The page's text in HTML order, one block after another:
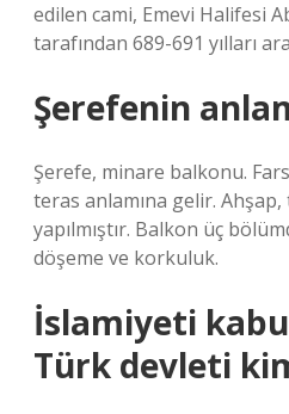
edilen cami, Emevi Halifesi
tarafından 689-691 yılları
Şerefenin
Şerefe, minare balkonu.
teras anlamına gelir.
yapılmıştır. Balkon üç
döşeme ve korkuluk.
İslamiyeti
Türk devleti